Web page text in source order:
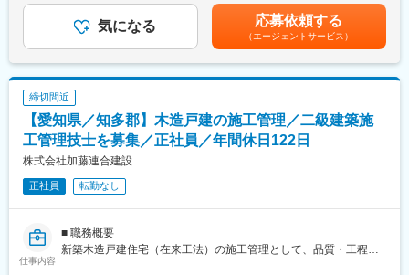
まで幅広い案件に携わることができ、技術の汎用性を高められる
点が特徴です。また、小規模組織ならではの柔軟性と挑戦を重視
する文化があり、培った経験を組織全体へ還元できるやりがいの
変更の範囲：会社の定める業務
のチェック、22項目の自社検査および法定検査の補助、現場全体
の予算管理、パートナー企業への業務連携・指導、住宅引渡後の6
ヵ月点検対応など多岐にわたります。また営業や設計・コーディ
重要な役割です。
■扱うサービス
注文住宅・建売住宅・外構工事・リフォーム・資産活用提案な
ど、幅広い住宅関連事業の現場管理を担当します。
■組織構成
ム全体でサポートし合える環境です。
＞無＜残業手当＞有＜給与補足＞年収は目安です。賞与年2回（6
月・12月）を含みます。賃金はあくまでも目安の金額であり、選
考を通じて上下する可能性があります。月給(月額)は固定手当を含
めた表記です。
気になる 応募依頼する
（エージェントサービス）
締切間近
【愛知県／知多郡】木造戸建の施工管理／二級建築施
工管理技士を募集／正社員／年間休日122日
株式会社加藤連合建設
正社員 転勤なし
仕事内容
■ 職務概要
新築木造戸建住宅（在来工法）の施工管理として、品質・工程・